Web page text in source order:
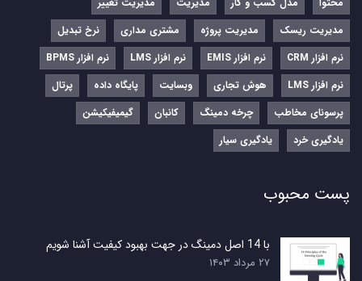
مدیریت ریسک
مدیریت پروژه مشتری مداری
نرخ تبدیل
نرم‌ افزار CRM
نرم‌ افزار EMIS نرم‌ افزار LMS
نرم افزار BPMS
نرم افزار LMS
هوش تجاری وبسایت پایگاه داده
پرتال
پرسونای مخاطب
چرخه دمینگ کانبان
گیمیفیکیشن
یادگیری خرد
یادگیری سیار
پست محبوب
با 14 اصل دمینگ در جهت بهبود کیفیت آشنا شویم
۲۷ مرداد ۱۴۰۳